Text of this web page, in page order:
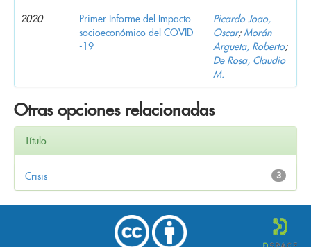
2020
Primer Informe del Impacto
socioeconómico del COVID
-19
Picardo Joao,
Oscar;Morán
Argueta, Roberto;
De Rosa, Claudio
M.
Otras opciones relacionadas
Título
3
Crisis